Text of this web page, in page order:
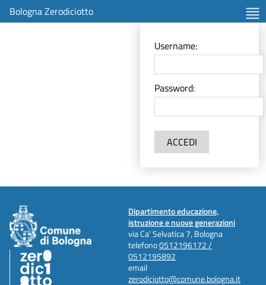
Bologna Zerodiciotto
Username:
Password:
ACCEDI
Dipartimento educazione,
istruzione e nuove generazioni
via Ca' Selvatica 7, Bologna
telefono0512196172 /
0512195892
email
zerodiciotto@comune.bologna.it